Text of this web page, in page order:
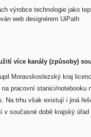
výrobce technologie jako
web designérem UiPath
více kanály (způsoby)
Moravskoslezský kraj
pracovní stanici/
Na trhu však existují i jiná
současné době krajský úřad